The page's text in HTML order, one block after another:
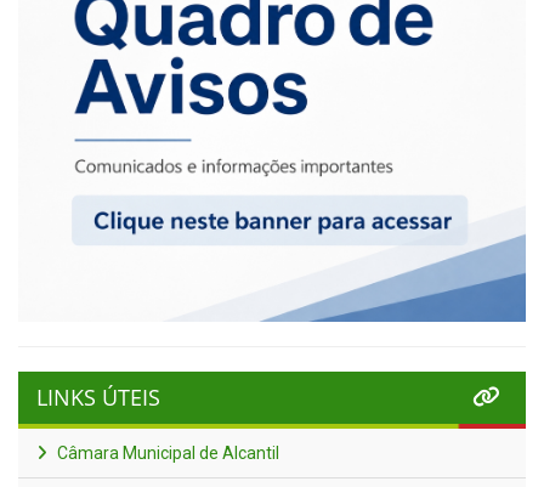
LINKS ÚTEIS
Câmara Municipal de Alcantil